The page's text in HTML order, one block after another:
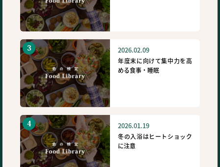
2026.02.09
年度末に向けて集中力を高
める食事・睡眠
2026.01.19
冬の入浴はヒートショック
に注意